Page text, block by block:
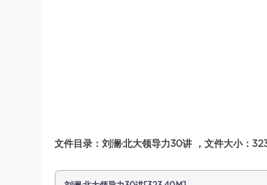
文件目录：刘澜·北大领导力30讲 ，文件大小：